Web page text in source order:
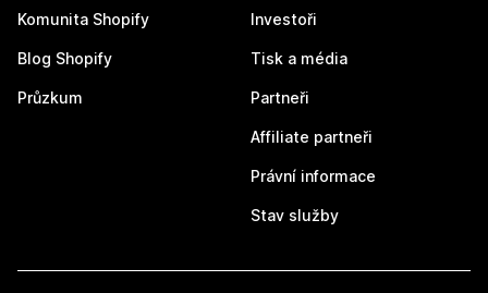
Komunita Shopify
Blog Shopify
Průzkum
Investoři
Tisk a média
Partneři
Affiliate partneři
Právní informace
Stav služby